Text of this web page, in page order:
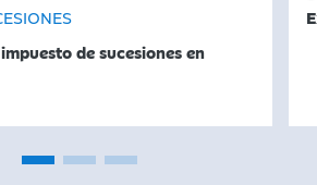
de sucesiones en